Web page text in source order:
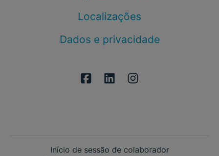
Localizações
Dados e privacidade
Início de sessão de colaborador